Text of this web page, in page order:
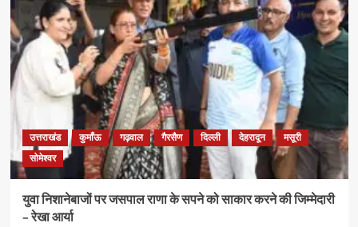
उत्तराखंड कुमाँऊ गढ़वाल गैरसैण दिल्ली देहरादून
मसूरी
सोमेश्वर
युवा निशानेबाजों पर जसपाल राणा के सपने को साकार करने की जिम्मेदारी
– रेखा आर्या